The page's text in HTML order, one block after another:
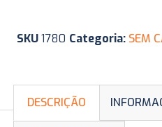
SKU1780 Categoria: SEM
DESCRIÇÃO